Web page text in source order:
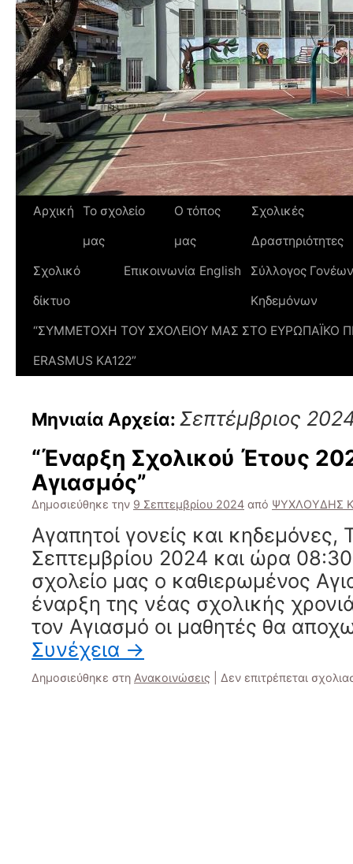
Αρχική
Το σχολείο
μας
Ο τόπος
μας
Σχολικές
Δραστηριότητες
Σχολικό
δίκτυο
Επικοινωνία English
Σύλλογος
Κηδεμόνων
“ΣΥΜΜΕΤΟΧΗ ΤΟΥ ΣΧΟΛΕΙΟΥ ΜΑΣ ΣΤΟ ΕΥΡΩΠΑΪΚΟ
ERASMUS KΑ122”
Μηνιαία Αρχεία: Σεπτέμβριος
“Έναρξη Σχολικού Έτους
Αγιασμός”
Δημοσιεύθηκε την 9 Σεπτεμβρίου 2024 από ΨΥΧΛΟΥΔΗΣ
Αγαπητοί γονείς και κηδεμόνες,
Σεπτεμβρίου 2024 και ώρα 08:30
σχολείο μας ο καθιερωμένος
έναρξη της νέας σχολικής
τον Αγιασμό οι μαθητές θα
Συνέχεια →
Δημοσιεύθηκε στη Ανακοινώσεις Δεν επιτρέπεται